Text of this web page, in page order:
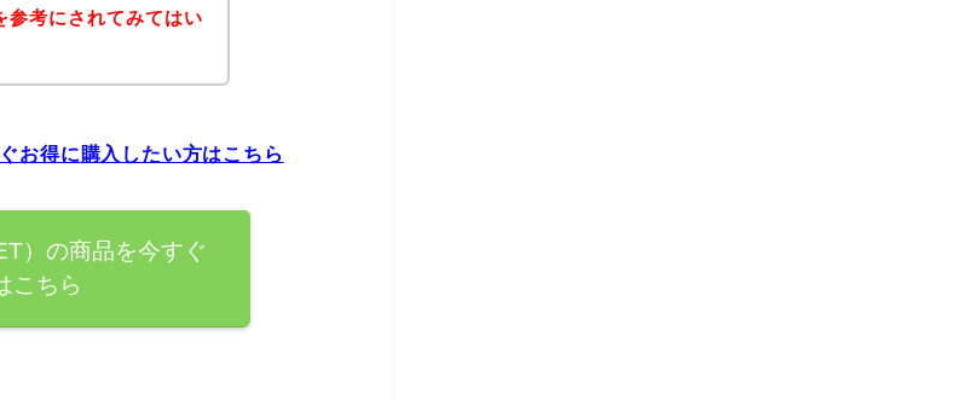
参考にされてみてはい
お得に購入したい方はこちら
）の商品を今すぐ
こちら